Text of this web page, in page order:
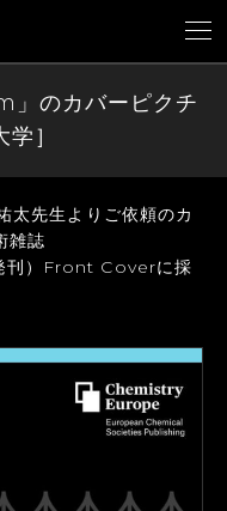
のカバーピクチ
］
太先生よりご依頼のカ
雑誌
）
Front Coverに採